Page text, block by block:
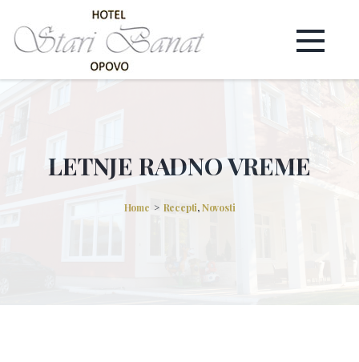
LETNJE RADNO VREME
Home Recepti,Novosti